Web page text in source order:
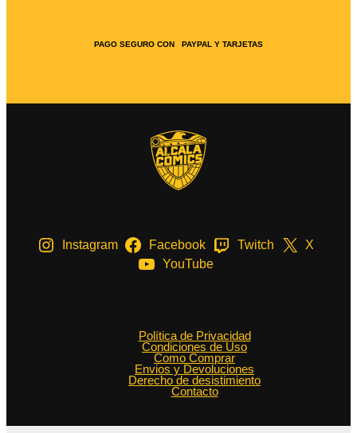
PAGO SEGURO CON PAYPAL Y TARJETAS
Instagram Facebook Twitch
X
YouTube
Política de Privacidad
Condiciones de Uso
Como Comprar
Envios y Devoluciones
Derecho de desistimiento
Contacto